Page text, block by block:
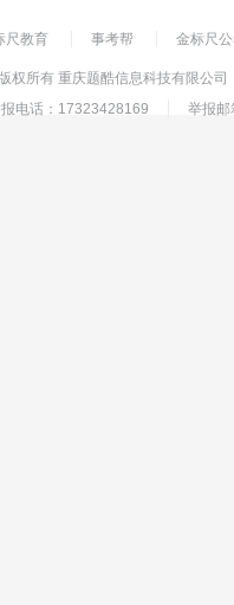
尺教育 事考帮 金标尺
权所有 重庆题酷信息科技有限公司
电话：17323428169
举报